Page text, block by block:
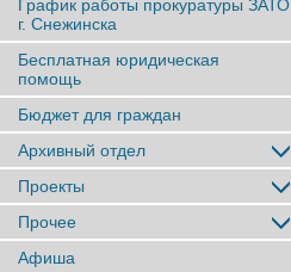
График работы прокуратуры ЗАТО
г. Снежинска
Бесплатная юридическая
помощь
Бюджет для граждан
Архивный отдел
Проекты
Прочее
Афиша